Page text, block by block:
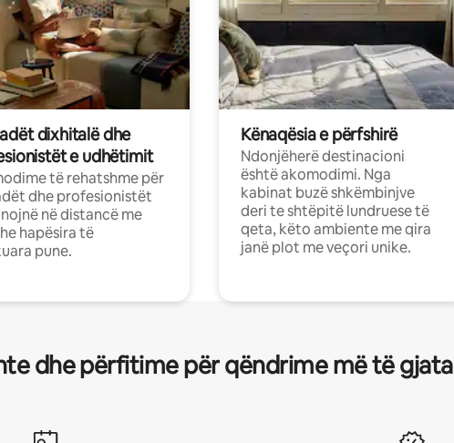
dixhitalë dhe
e udhëtimit
të rehatshme për
dhe profesionistët
në distancë me
hapësira të
pune.
Kënaqësia e përfshirë
Ndonjëherë destinacioni
është akomodimi. Nga
kabinat buzë shkëmbinjve
deri te shtëpitë lundruese të
qeta, këto ambiente me qira
janë plot me veçori unike.
dhe përfitime për qëndrime më të gjata